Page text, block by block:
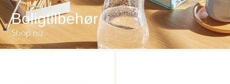
Boligtilbehør
Shop nu